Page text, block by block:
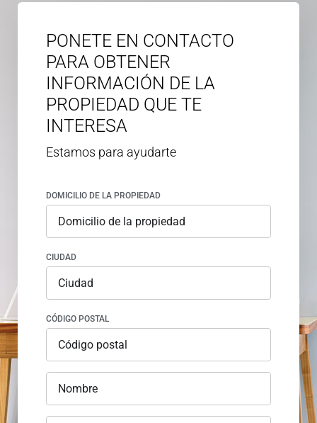
PONETE EN CONTACTO
PARA OBTENER
INFORMACIÓN DE LA
PROPIEDAD QUE TE
INTERESA
Estamos para ayudarte
DOMICILIO DE LA PROPIEDAD
CIUDAD
CÓDIGO POSTAL